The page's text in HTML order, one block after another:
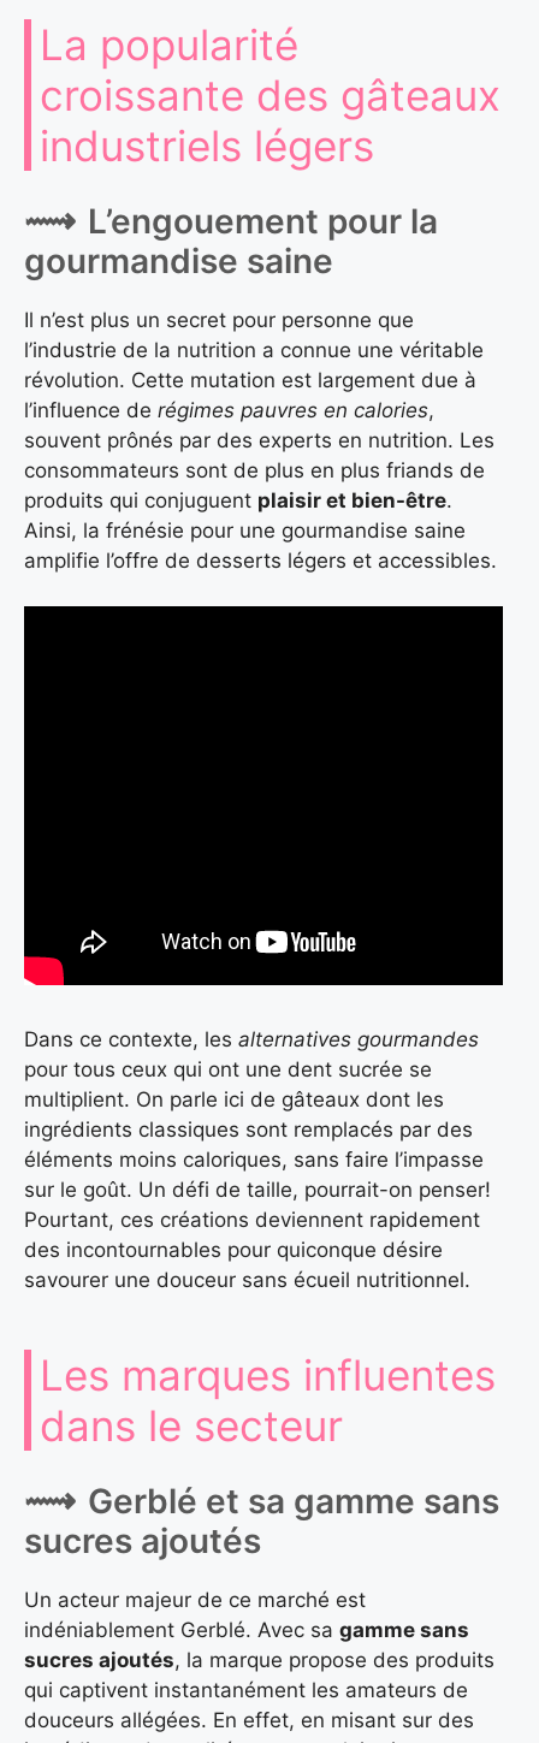
La popularité
croissante des gâteaux
industriels légers
L’engouement pour la
gourmandise saine
Il n’est plus un secret pour personne que
l’industrie de la nutrition a connue une véritable
révolution. Cette mutation est largement due à
l’influence de régimes pauvres en calories,
souvent prônés par des experts en nutrition. Les
consommateurs sont de plus en plus friands de
produits qui conjuguent plaisir et bien-être.
Ainsi, la frénésie pour une gourmandise saine
amplifie l’offre de desserts légers et accessibles.
Dans ce contexte, les alternatives gourmandes
pour tous ceux qui ont une dent sucrée se
multiplient. On parle ici de gâteaux dont les
ingrédients classiques sont remplacés par des
éléments moins caloriques, sans faire l’impasse
sur le goût. Un défi de taille, pourrait-on penser!
Pourtant, ces créations deviennent rapidement
des incontournables pour quiconque désire
savourer une douceur sans écueil nutritionnel.
Les marques influentes
dans le secteur
Gerblé et sa gamme sans
sucres ajoutés
Un acteur majeur de ce marché est
indéniablement Gerblé. Avec sa gamme sans
sucres ajoutés, la marque propose des produits
qui captivent instantanément les amateurs de
douceurs allégées. En effet, en misant sur des